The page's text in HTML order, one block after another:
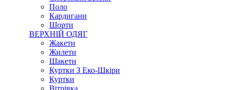
Поло
Кардигани
Шорти
ВЕРХНІЙ ОДЯГ
Жакети
Жилети
Шакети
Куртки З Еко-Шкіри
Куртки
Вітрівка